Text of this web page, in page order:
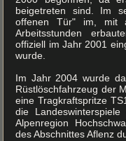
beigetreten sind. Im
offenen Tür" im, mit
Arbeitsstunden
offiziell im Jahr 2001
wurde.
Im Jahr 2004 wurde
Rüstlöschfahrzeug der
eine Tragkraftspritze
die
Alpenregion
des Abschnittes Aflenz